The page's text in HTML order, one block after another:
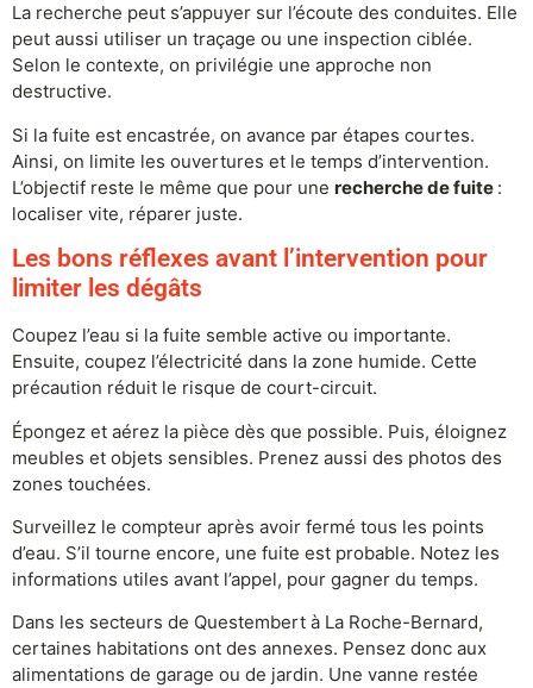
La recherche peut s’appuyer sur l’écoute des conduites. Elle
peut aussi utiliser un traçage ou une inspection ciblée.
Selon le contexte, on privilégie une approche non
destructive.
Si la fuite est encastrée, on avance par étapes courtes.
Ainsi, on limite les ouvertures et le temps d’intervention.
L’objectif reste le même que pour une recherche de fuite :
localiser vite, réparer juste.
Les bons réflexes avant l’intervention pour
limiter les dégâts
Coupez l’eau si la fuite semble active ou importante.
Ensuite, coupez l’électricité dans la zone humide. Cette
précaution réduit le risque de court-circuit.
Épongez et aérez la pièce dès que possible. Puis, éloignez
meubles et objets sensibles. Prenez aussi des photos des
zones touchées.
Surveillez le compteur après avoir fermé tous les points
d’eau. S’il tourne encore, une fuite est probable. Notez les
informations utiles avant l’appel, pour gagner du temps.
Dans les secteurs de Questembert à La Roche-Bernard,
certaines habitations ont des annexes. Pensez donc aux
alimentations de garage ou de jardin. Une vanne restée